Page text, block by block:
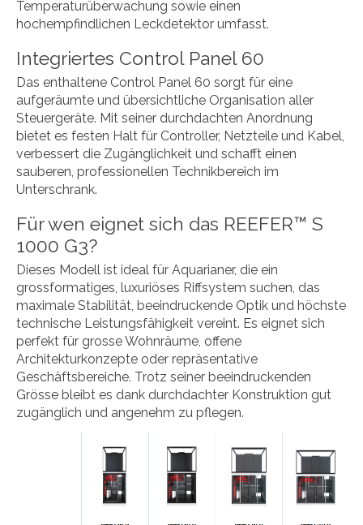
Temperaturüberwachung sowie einen
hochempfindlichen Leckdetektor umfasst.
Integriertes Control Panel 60
Das enthaltene Control Panel 60 sorgt für eine
aufgeräumte und übersichtliche Organisation aller
Steuergeräte. Mit seiner durchdachten Anordnung
bietet es festen Halt für Controller, Netzteile und Kabel,
verbessert die Zugänglichkeit und schafft einen
sauberen, professionellen Technikbereich im
Unterschrank.
Für wen eignet sich das REEFER™ S
1000 G3?
Dieses Modell ist ideal für Aquarianer, die ein
grossformatiges, luxuriöses Riffsystem suchen, das
maximale Stabilität, beeindruckende Optik und höchste
technische Leistungsfähigkeit vereint. Es eignet sich
perfekt für grosse Wohnräume, offene
Architekturkonzepte oder repräsentative
Geschäftsbereiche. Trotz seiner beeindruckenden
Grösse bleibt es dank durchdachter Konstruktion gut
zugänglich und angenehm zu pflegen.